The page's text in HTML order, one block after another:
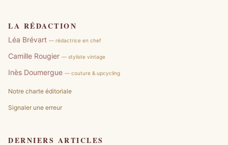
LA RÉDACTION
Léa Brévart — rédactrice en chef
Camille Rougier — styliste vintage
Inès Doumergue — couture & upcycling
Notre charte éditoriale
Signaler une erreur
DERNIERS ARTICLES